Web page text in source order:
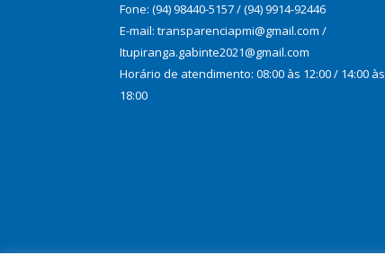
Fone: (94) 98440-5157 / (94) 9914-92446
E-mail: transparenciapmi@gmail.com /
Itupiranga.gabinte2021@gmail.com
Horário de atendimento: 08:00 às 12:00 / 14:00 às
18:00